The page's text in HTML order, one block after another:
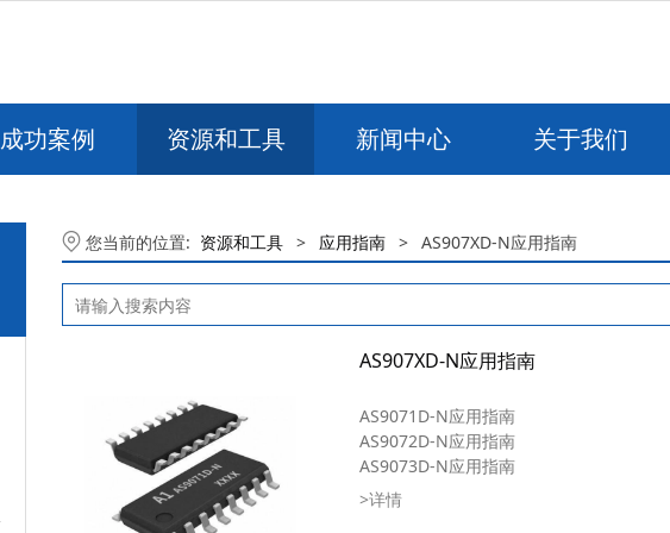
成功案例 资源和工具 新闻中心 关于我们
您当前的位置: 资源和工具 > 应用指南 > AS907XD-N应用指南
AS907XD-N应用指南
AS9071D-N应用指南
AS9072D-N应用指南
AS9073D-N应用指南
>详情